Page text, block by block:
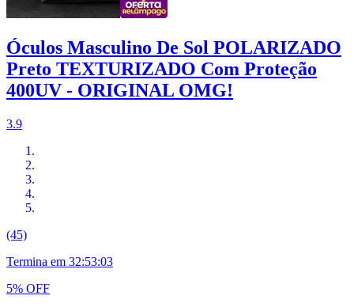
Óculos Masculino De Sol POLARIZADO
Preto TEXTURIZADO Com Proteção
400UV - ORIGINAL OMG!
3.9
(45)
Termina em 32:53:02
5% OFF